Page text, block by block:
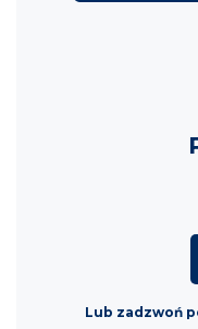
Lub zadzwoń